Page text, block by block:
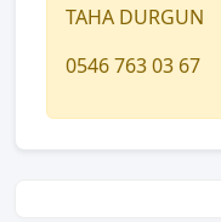
TAHA DURGUN
0546 763 03 67